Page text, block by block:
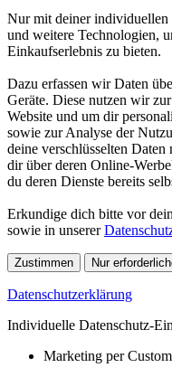
Nur mit deiner
und weitere Technologien,
Einkaufserlebnis zu bieten.
Dazu erfassen wir Daten
Geräte. Diese nutzen wir
Website und um dir
sowie zur Analyse der
deine verschlüsselten
dir über deren Online-
du deren Dienste bereits
Erkundige dich bitte vor
sowie in unserer
Zustimmen Nur
Datenschutzerklärung
Individuelle Datenschutz-
Marketing per